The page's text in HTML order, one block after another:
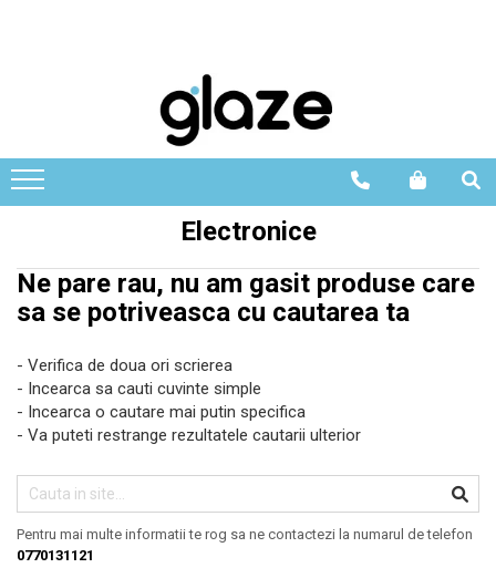
Electronice
Ne pare rau, nu am gasit produse care
sa se potriveasca cu cautarea ta
- Verifica de doua ori scrierea
- Incearca sa cauti cuvinte simple
- Incearca o cautare mai putin specifica
- Va puteti restrange rezultatele cautarii ulterior
Pentru mai multe informatii te rog sa ne contactezi la numarul de telefon
0770131121